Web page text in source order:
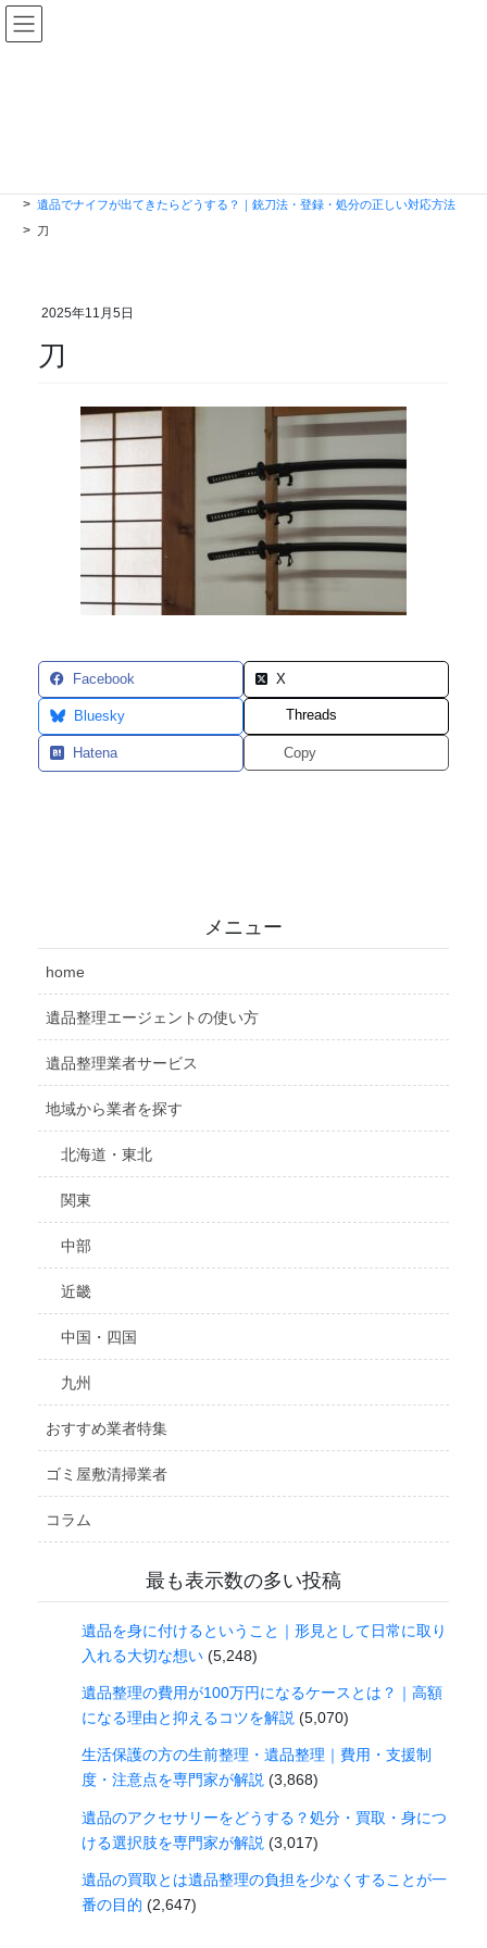
コ
ン
ナ
ビ
移
遺品でナイフが出てきたらどうする？｜銃刀法・登録・処分の正しい対応方法
刀
2025年11月5日
刀
Facebook X
Bluesky Threads
Hatena Copy
メニュー
home
遺品整理エージェントの使い方
遺品整理業者サービス
地域から業者を探す
北海道・東北
関東
中部
近畿
中国・四国
九州
おすすめ業者特集
ゴミ屋敷清掃業者
コラム
最も表示数の多い投稿
遺品を身に付けるということ｜形見として日常に取り
入れる大切な想い (5,248)
遺品整理の費用が100万円になるケースとは？｜高額
になる理由と抑えるコツを解説 (5,070)
生活保護の方の生前整理・遺品整理｜費用・支援制
度・注意点を専門家が解説 (3,868)
遺品のアクセサリーをどうする？処分・買取・身につ
ける選択肢を専門家が解説 (3,017)
遺品の買取とは遺品整理の負担を少なくすることが一
番の目的 (2,647)